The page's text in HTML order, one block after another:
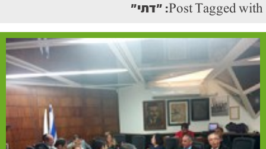
Post Tagged with: "דתי"